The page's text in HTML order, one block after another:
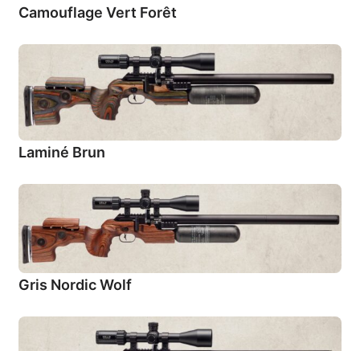
Camouflage Vert Forêt
Laminé Brun
Gris Nordic Wolf